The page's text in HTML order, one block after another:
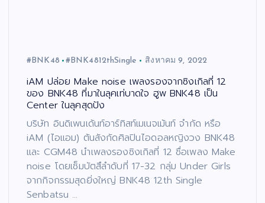
#BNK48 #BNK4812thSingle สิงหาคม 9, 2022
iAM ปล่อย Make noise เพลงรองจากซิงเกิลที่ 12
ของ BNK48 ที่มาในลุคเท่บาดใจ ฮูพ BNK48 เป็น
Center ในลุคสุดปัง
บริษัท อินดิเพนเด้นท์อาร์ทิสท์เมเนจเม้นท์ จำกัด หรือ
iAM (ไอแอม) ต้นสังกัดศิลปินไอดอลหญิงวง BNK48
และ CGM48 นำเพลงรองซิงเกิลที่ 12 ชื่อเพลง Make
noise โดยเซ็มบัตสึลำดับที่ 17-32 กลุ่ม Under Girls
จากกิจกรรมสุดยิ่งใหญ่ BNK48 12th Single
Senbatsu …